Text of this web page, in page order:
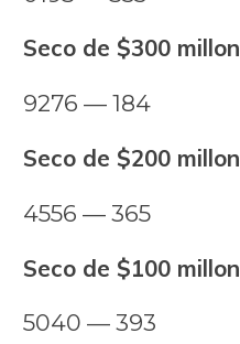
Seco de $300
9276 — 184
Seco de $200
4556 — 365
Seco de $100
5040 — 393